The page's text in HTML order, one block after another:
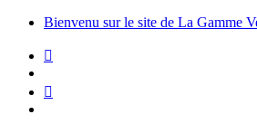
Bienvenu sur le site de La Gamme